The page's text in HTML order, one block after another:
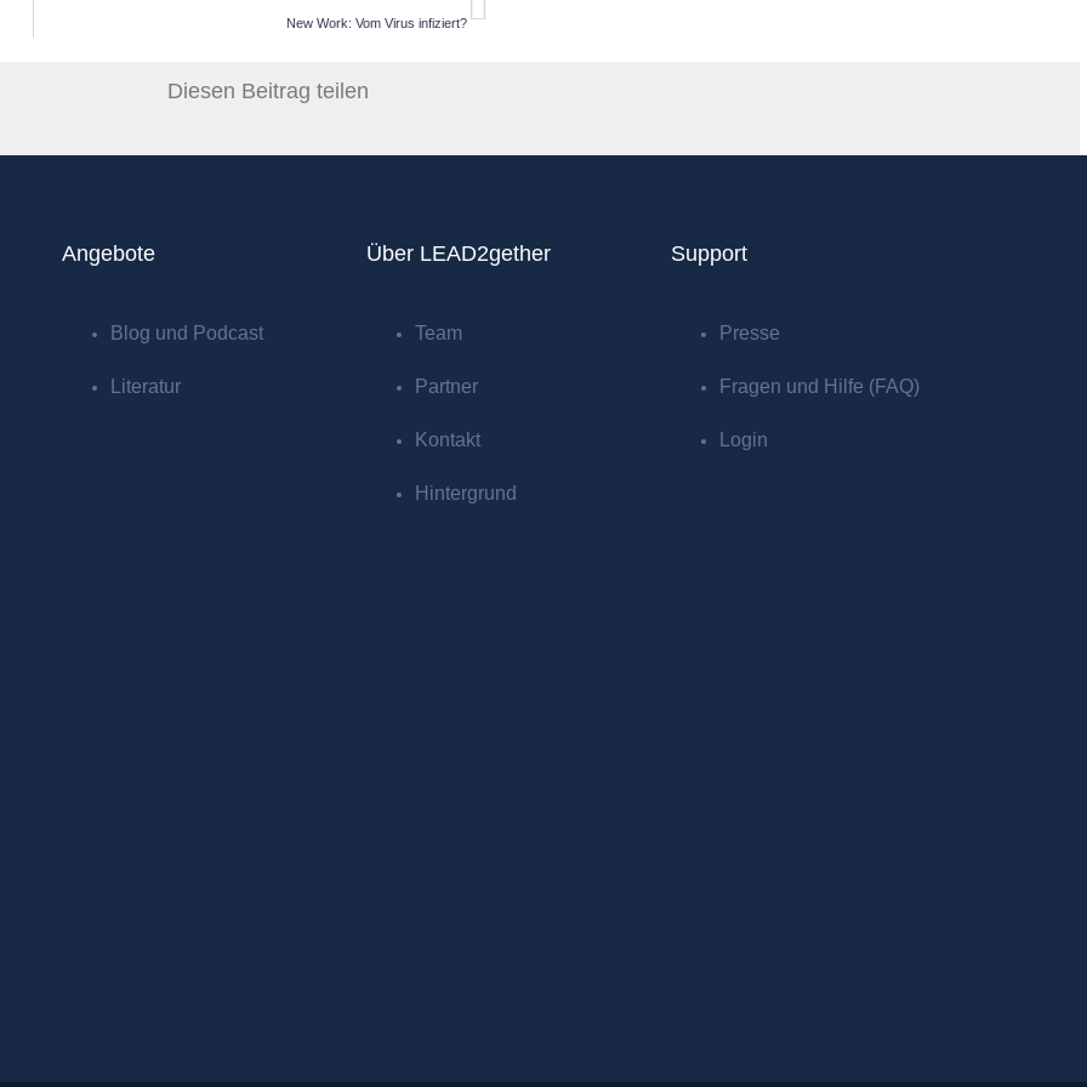
New Work: Vom Virus infiziert?
Diesen Beitrag teilen
Angebote
Blog und Podcast
Literatur
Über LEAD2gether
Team
Partner
Kontakt
Hintergrund
Support
Presse
Fragen und Hilfe (FAQ)
Login